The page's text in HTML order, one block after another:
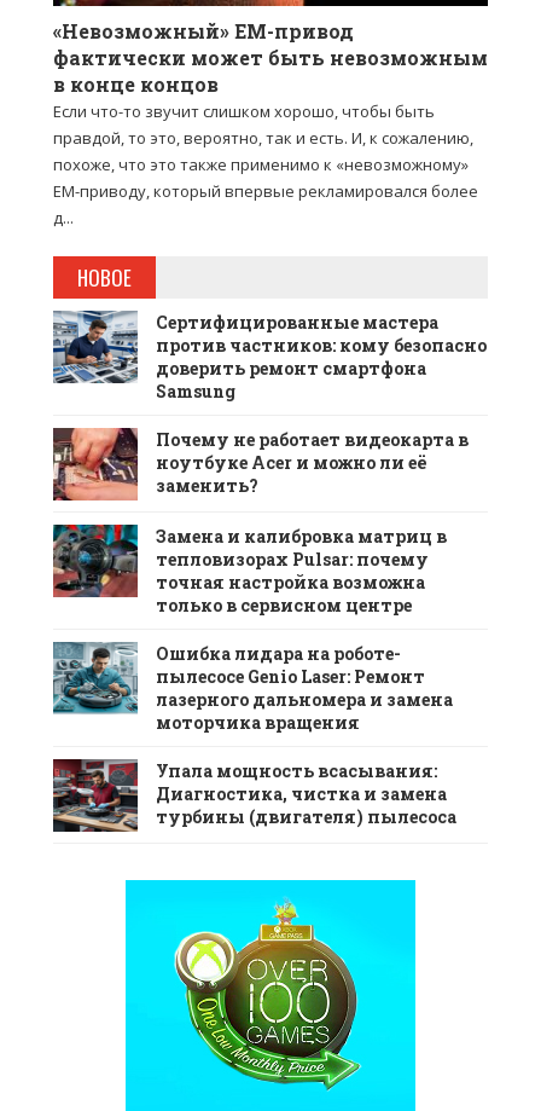
«Невозможный» EM-привод
фактически может быть невозможным
в конце концов
Если что-то звучит слишком хорошо, чтобы быть
правдой, то это, вероятно, так и есть. И, к сожалению,
похоже, что это также применимо к «невозможному»
EM-приводу, который впервые рекламировался более
д...
НОВОЕ
Сертифицированные мастера
против частников: кому безопасно
доверить ремонт смартфона
Samsung
Почему не работает видеокарта в
ноутбуке Acer и можно ли её
заменить?
Замена и калибровка матриц в
тепловизорах Pulsar: почему
точная настройка возможна
только в сервисном центре
Ошибка лидара на роботе-
пылесосе Genio Laser: Ремонт
лазерного дальномера и замена
моторчика вращения
Упала мощность всасывания:
Диагностика, чистка и замена
турбины (двигателя) пылесоса